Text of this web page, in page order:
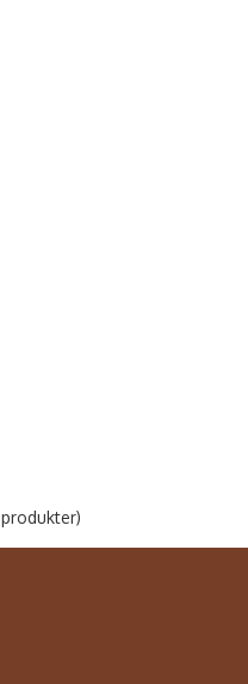
produkter)